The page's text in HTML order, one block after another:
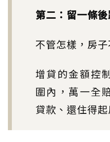
第二：留一條
不管怎樣，房子
增貸的金額控
圍內，萬一全
貸款、還住得